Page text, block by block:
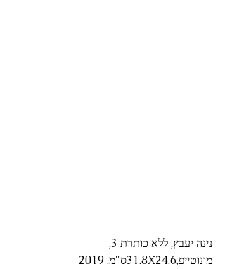
נינה יעבץ, ללא כותרת 3,
מונוטייפ,31.8X24.6ס"מ, 2019